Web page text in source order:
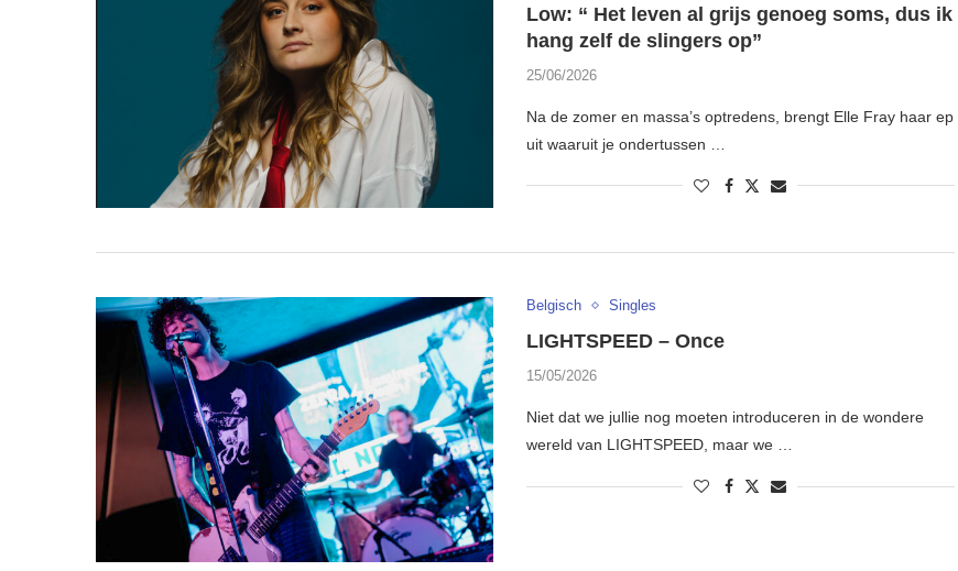
Low: “ Het leven al grijs genoeg soms, dus ik
hang zelf de slingers op”
25/06/2026
Na de zomer en massa’s optredens, brengt Elle Fray haar ep
uit waaruit je ondertussen …
Belgisch Singles
LIGHTSPEED – Once
15/05/2026
Niet dat we jullie nog moeten introduceren in de wondere
wereld van LIGHTSPEED, maar we …